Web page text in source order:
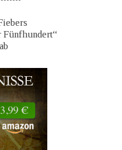
Fünfhundert“